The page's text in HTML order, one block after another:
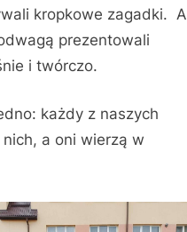
kropkowe zagadki. A
prezentowali
i twórczo.
każdy z naszych
a oni wierzą w